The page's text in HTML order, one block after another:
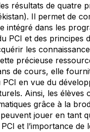
résultats de quatre
Il permet de
intégré dans les
PCI et des
les
précieuse
de cours, elle
PCI en vue du
Ainsi, les élèves
grâce à la
peuvent jouer en
et l’importance